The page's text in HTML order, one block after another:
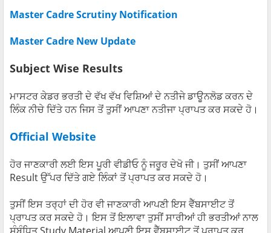
Master Cadre Scrutiny Notification
Master Cadre New Update
Subject Wise Results
ਮਾਸਟਰ ਕੇਡਰ ਭਰਤੀ ਦੇ ਵੱਖ ਵੱਖ ਵਿਸ਼ਿਆਂ ਦੇ ਨਤੀਜੇ ਡਾਊਨਲੋਡ ਕਰਨ ਦੇ
ਲਿੰਕ ਨੀਚੇ ਦਿੱਤੇ ਹਨ ਜਿਸ ਤੋਂ ਤੁਸੀਂ ਆਪਣਾ ਨਤੀਜਾ ਪ੍ਰਾਪਤ ਕਰ ਸਕਦੇ ਹੋ।
Official Website
ਹੋਰ ਜਾਣਕਾਰੀ ਲਈ ਇਸ ਪੂਰੀ ਵੀਡੀਓ ਨੂੰ ਜਰੂਰ ਦੇਖੋ ਜੀ। ਤੁਸੀਂ ਆਪਣਾ
Result ਉੱਪਰ ਦਿੱਤੇ ਗਏ ਲਿੰਕਾਂ ਤੋਂ ਪ੍ਰਾਪਤ ਕਰ ਸਕਦੇ ਹੋ।
ਤੁਸੀਂ ਇਸ ਤਰ੍ਹਾਂ ਦੀ ਹੋਰ ਵੀ ਜਾਣਕਾਰੀ ਆਪਣੀ ਇਸ ਵੈੱਬਸਾਈਟ ਤੋਂ
ਪ੍ਰਾਪਤ ਕਰ ਸਕਦੇ ਹੋ। ਇਸ ਤੋਂ ਇਲਾਵਾ ਤੁਸੀਂ ਸਾਰੀਆਂ ਹੀ ਭਰਤੀਆਂ ਨਾਲ